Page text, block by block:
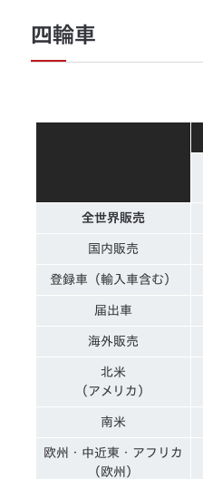
四輪車
全世界販売
国内販売
登録車（輸入車含む）
届出車
海外販売
北米
（アメリカ）
南米
欧州・中近東・アフリカ
（欧州）